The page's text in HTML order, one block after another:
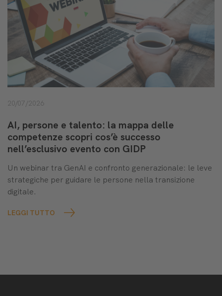
20/07/2026
AI, persone e talento: la mappa delle
competenze scopri cos’è successo
nell’esclusivo evento con GIDP
Un webinar tra GenAI e confronto generazionale: le leve
strategiche per guidare le persone nella transizione
digitale.
LEGGI TUTTO